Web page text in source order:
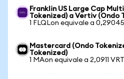
Franklin US Large Cap
Tokenized) a Vertiv (Ondo
1 FLQLon equivale a
Mastercard (Ondo
Tokenized)
1 MAon equivale a 2,0911